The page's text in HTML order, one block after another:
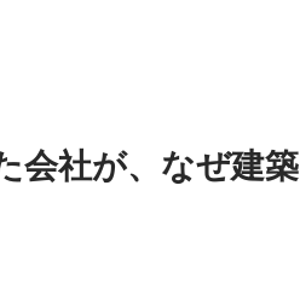
会社が、なぜ建築